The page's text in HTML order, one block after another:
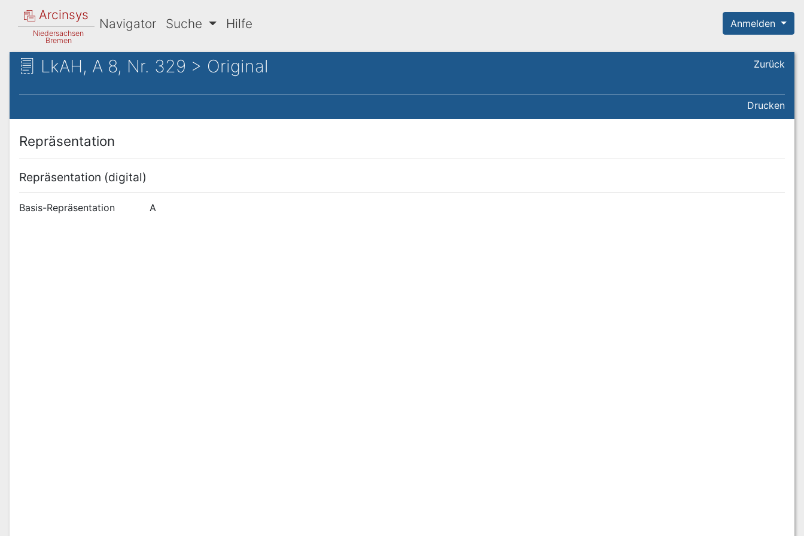
Arcinsys
Niedersachsen
Bremen
Navigator Suche Hilfe Anmelden
LkAH, A 8, Nr. 329 > Original Zurück
Drucken
Repräsentation
Repräsentation (digital)
Basis-Repräsentation A